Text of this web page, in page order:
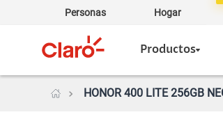
Personas Hogar
Productos
HONOR 400 LITE 256GB